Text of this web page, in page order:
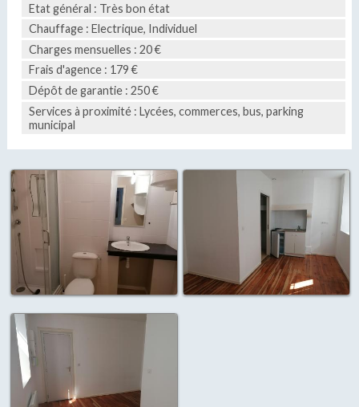
Etat général : Très bon état
Chauffage : Electrique, Individuel
Charges mensuelles : 20 €
Frais d'agence : 179 €
Dépôt de garantie : 250 €
Services à proximité : Lycées, commerces, bus, parking
municipal